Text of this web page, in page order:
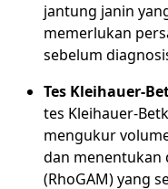
jantung janin
memerlukan
sebelum
Tes Kleihauer-
tes Kleihauer-
mengukur
dan menentukan
(RhoGAM) yang